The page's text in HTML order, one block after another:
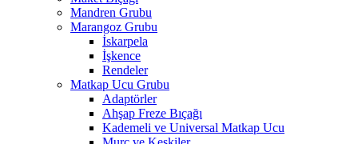
Mandren Grubu
Marangoz Grubu
İskarpela
İşkence
Rendeler
Matkap Ucu Grubu
Adaptörler
Ahşap Freze Bıçağı
Kademeli ve Universal Matkap Ucu